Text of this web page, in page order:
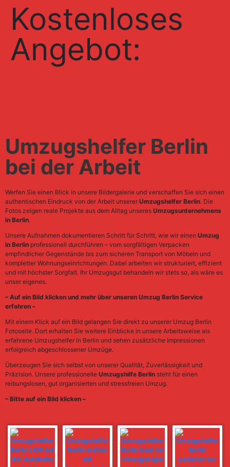
Kostenloses
Angebot:
Umzugshelfer Berlin
bei der Arbeit
Werfen Sie einen Blick in unsere Bildergalerie und verschaffen Sie sich einen
authentischen Eindruck von der Arbeit unserer Umzugshelfer Berlin. Die
Fotos zeigen reale Projekte aus dem Alltag unseres Umzugsunternehmens
in Berlin.
Unsere Aufnahmen dokumentieren Schritt für Schritt, wie wir einen Umzug
in Berlin professionell durchführen – vom sorgfältigen Verpacken
empfindlicher Gegenstände bis zum sicheren Transport von Möbeln und
kompletter Wohnungseinrichtungen. Dabei arbeiten wir strukturiert, effizient
und mit höchster Sorgfalt. Ihr Umzugsgut behandeln wir stets so, als wäre es
unser eigenes.
– Auf ein Bild klicken und mehr über unseren Umzug Berlin Service
erfahren –
Mit einem Klick auf ein Bild gelangen Sie direkt zu unserer Umzug Berlin
Fotoseite. Dort erhalten Sie weitere Einblicke in unsere Arbeitsweise als
erfahrene Umzugshelfer in Berlin und sehen zusätzliche Impressionen
erfolgreich abgeschlossener Umzüge.
Überzeugen Sie sich selbst von unserer Qualität, Zuverlässigkeit und
Präzision. Unsere professionelle Umzugshilfe Berlin steht für einen
reibungslosen, gut organisierten und stressfreien Umzug.
– Bitte auf ein Bild klicken –